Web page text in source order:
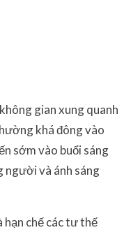
gian xung quanh
khá đông vào
sớm vào buổi sáng
người và ánh sáng
hạn chế các tư thế